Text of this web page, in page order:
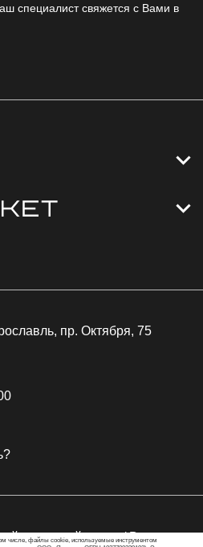
специалист свяжется с Вами в
, пр. Октября, 75
моторный завод / Все права
числе, файлы cookie, используемые инструментом